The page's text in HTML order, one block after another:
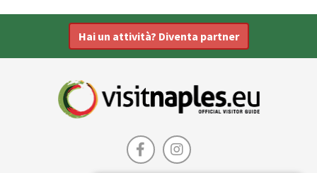
Hai un attività? Diventa partner